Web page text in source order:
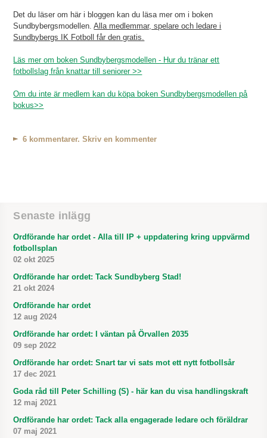
Det du läser om här i bloggen kan du läsa mer om i boken
Sundbybergsmodellen.Alla medlemmar, spelare och ledare i
Sundbybergs IK Fotboll får den gratis.
Läs mer om boken Sundbybergsmodellen - Hur du tränar ett
fotbollslag från knattar till seniorer >>
Om du inte är medlem kan du köpa boken Sundbybergsmodellen på
bokus>>
6 kommentarer. Skriv en kommenter
Senaste inlägg
Ordförande har ordet - Alla till IP + uppdatering kring uppvärmd
fotbollsplan
02 okt 2025
Ordförande har ordet: Tack Sundbyberg Stad!
21 okt 2024
Ordförande har ordet
12 aug 2024
Ordförande har ordet: I väntan på Örvallen 2035
09 sep 2022
Ordförande har ordet: Snart tar vi sats mot ett nytt fotbollsår
17 dec 2021
Goda råd till Peter Schilling (S) - här kan du visa handlingskraft
12 maj 2021
Ordförande har ordet: Tack alla engagerade ledare och föräldrar
07 maj 2021